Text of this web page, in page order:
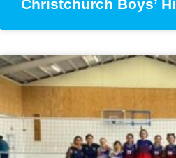
Christchurch Boys’